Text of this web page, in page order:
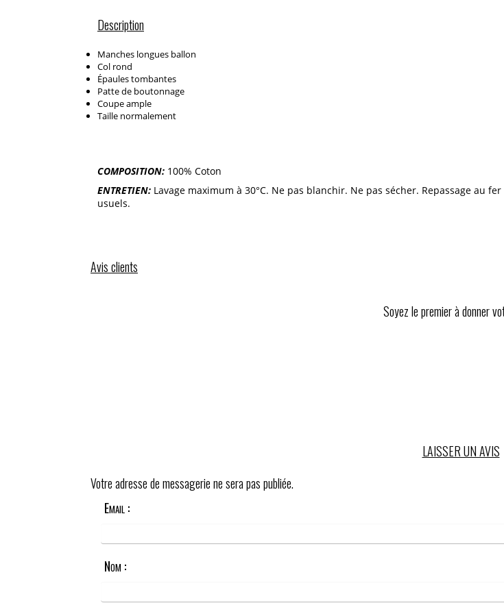
Description
Manches longues ballon
Col rond
Épaules tombantes
Patte de boutonnage
Coupe ample
Taille normalement
COMPOSITION: 100% Coton
ENTRETIEN: Lavage maximum à 30°C. Ne pas blanchir. Ne pas sécher. Repassage au
usuels.
Avis clients
Soyez le premier à donner
LAISSER UN AVIS
Votre adresse de messagerie ne sera pas publiée.
Email :
Nom :